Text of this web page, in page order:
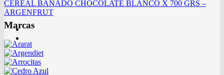
CEREAL BAÑADO CHOCOLATE BLANCO X 700 GRS –
ARGENFRUT
Marcas